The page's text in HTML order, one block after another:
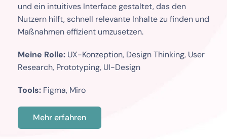
und ein intuitives Interface gestaltet, das den
Nutzern hilft, schnell relevante Inhalte zu finden und
Maßnahmen effizient umzusetzen.
Meine Rolle: UX-Konzeption, Design Thinking, User
Research, Prototyping, UI-Design
Tools: Figma, Miro
Mehr erfahren